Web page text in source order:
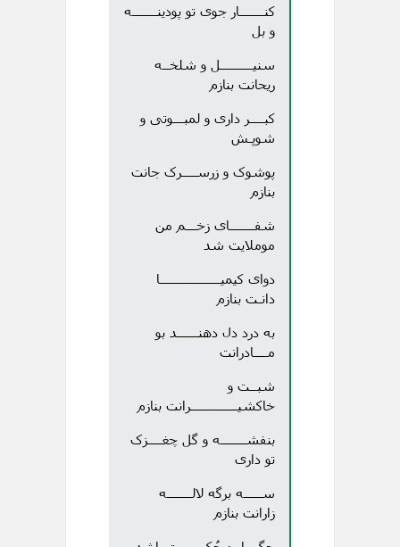
کنـــــــار جوی تو پودینـــــــه
و بل
سنیـــــــــل و شلخــه
ریحانت بنازم
کبــــر داری و لمبـــوتی و
شوپـش
پوشوک و زرســــرک جانت
بنازم
شفـــــــای زخـــم من
موملایت شد
دوای کیمیـــــــــــــــــا
دانـت بنازم
به درد دل دهنــــــد بو
مــــادرانت
شبــت و
خاکشیـــــــــــــرانت بنازم
بنفشـــــــه و گل چغــــزک
تو داری
ســـــه برگه لالـــــــه
زارانت بنازم